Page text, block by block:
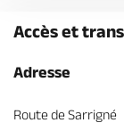
Accès et
Adresse
Route de Sarrigné